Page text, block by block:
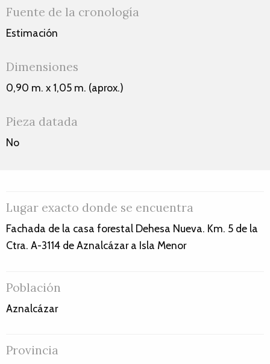
Fuente de la cronología
Estimación
Dimensiones
0,90 m. x 1,05 m. (aprox.)
Pieza datada
No
Lugar exacto donde se encuentra
Fachada de la casa forestal Dehesa Nueva. Km. 5 de la
Ctra. A-3114 de Aznalcázar a Isla Menor
Población
Aznalcázar
Provincia